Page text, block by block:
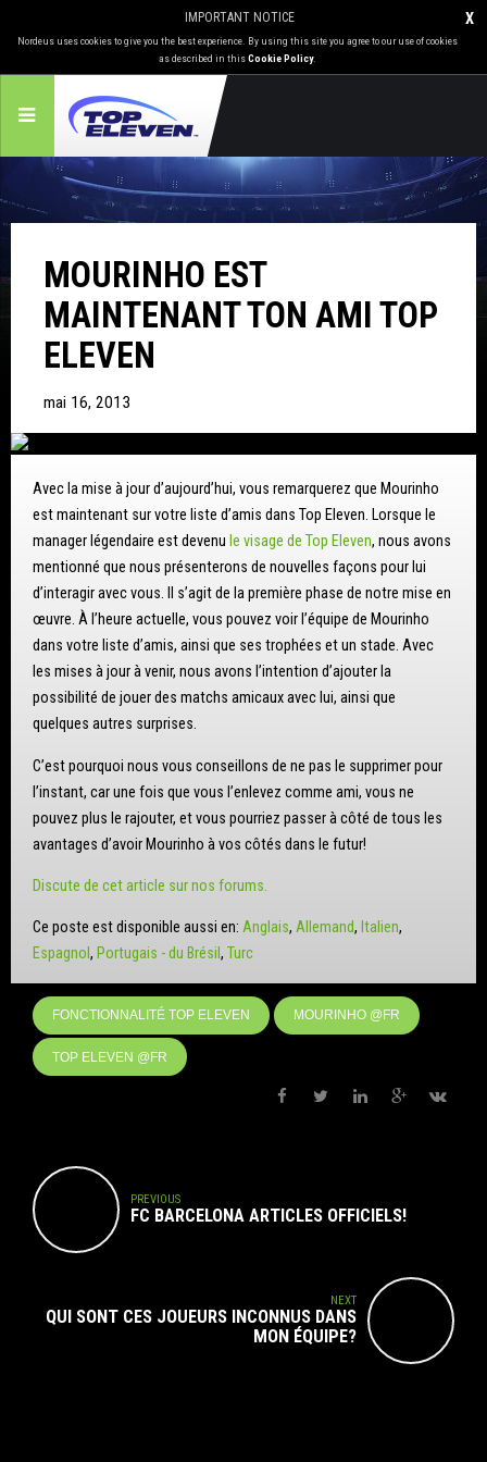
X
IMPORTANT NOTICE
Nordeus uses cookies to give you the best experience. By using this site you agree to our use of cookies
as described in thisCookie Policy.
MOURINHO EST
MAINTENANT TON AMI TOP
ELEVEN
mai 16, 2013
Avec la mise à jour d’aujourd’hui, vous remarquerez que Mourinho
est maintenant sur votre liste d’amis dans Top Eleven. Lorsque le
manager légendaire est devenu le visage de Top Eleven, nous avons
mentionné que nous présenterons de nouvelles façons pour lui
d’interagir avec vous. Il s’agit de la première phase de notre mise en
œuvre. À l’heure actuelle, vous pouvez voir l’équipe de Mourinho
dans votre liste d’amis, ainsi que ses trophées et un stade. Avec
les mises à jour à venir, nous avons l’intention d’ajouter la
possibilité de jouer des matchs amicaux avec lui, ainsi que
quelques autres surprises.
C’est pourquoi nous vous conseillons de ne pas le supprimer pour
l’instant, car une fois que vous l’enlevez comme ami, vous ne
pouvez plus le rajouter, et vous pourriez passer à côté de tous les
avantages d’avoir Mourinho à vos côtés dans le futur!
Discute de cet article sur nos forums.
Ce poste est disponible aussi en: Anglais Allemand Italien
Espagnol Portugais - du Brésil Turc
FONCTIONNALITÉ TOP ELEVEN MOURINHO @FR
TOP ELEVEN @FR
PREVIOUS
FC BARCELONA ARTICLES OFFICIELS!
NEXT
QUI SONT CES JOUEURS INCONNUS DANS
MON ÉQUIPE?